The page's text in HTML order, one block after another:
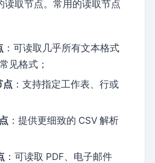
读取节点。常用的读取节点
：可读取几乎所有文本格式
见格式；
点 ：支持指定工作表、行或
：提供更细致的 CSV 解析
：可读取 PDF、电子邮件